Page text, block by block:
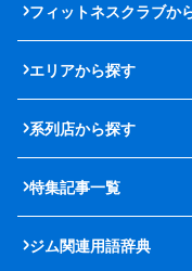
フィットネスクラブか
エリアから探す
系列店から探す
特集記事一覧
ジム関連用語辞典